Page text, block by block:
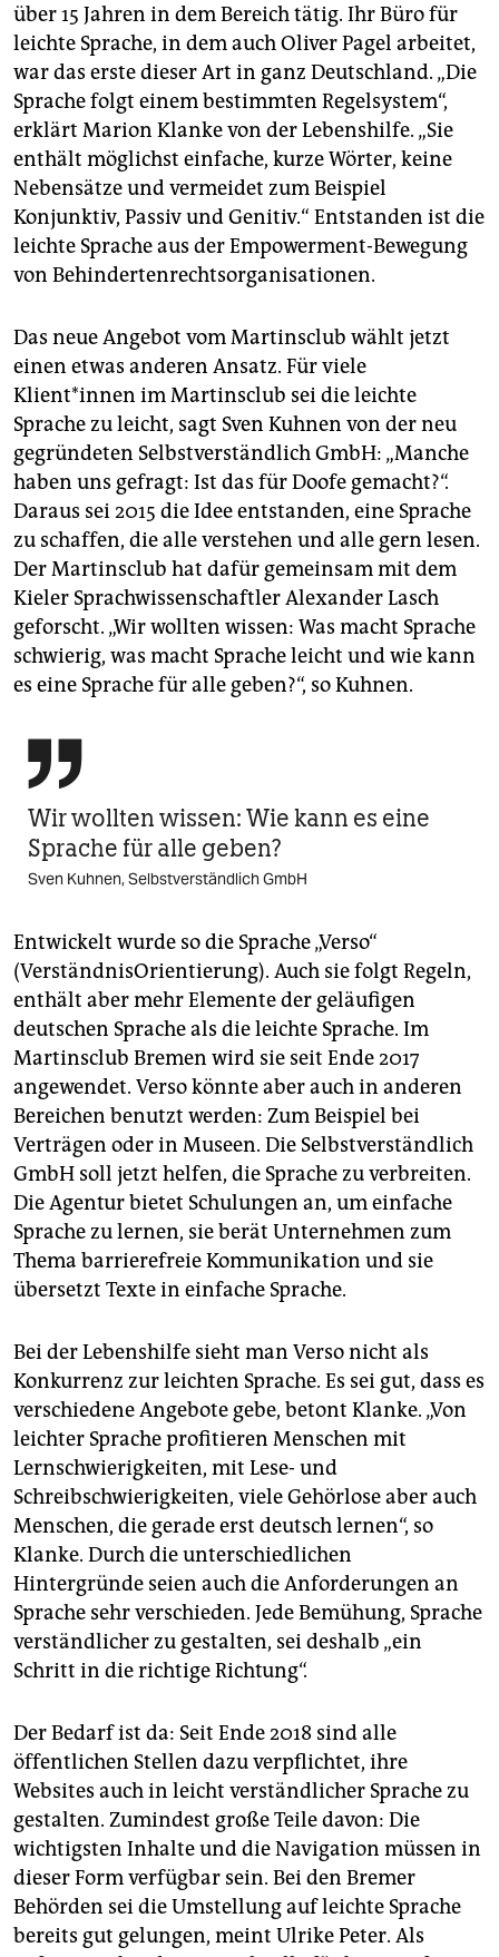
über 15 Jahren in dem Bereich tätig. Ihr Büro für
leichte Sprache, in dem auch Oliver Pagel arbeitet,
war das erste dieser Art in ganz Deutschland. „Die
Sprache folgt einem bestimmten Regelsystem“,
erklärt Marion Klanke von der Lebenshilfe. „Sie
enthält möglichst einfache, kurze Wörter, keine
Nebensätze und vermeidet zum Beispiel
Konjunktiv, Passiv und Genitiv.“ Entstanden ist die
leichte Sprache aus der Empowerment-Bewegung
von Behindertenrechtsorganisationen.
Das neue Angebot vom Martinsclub wählt jetzt
einen etwas anderen Ansatz. Für viele
Klient*innen im Martinsclub sei die leichte
Sprache zu leicht, sagt Sven Kuhnen von der neu
gegründeten Selbstverständlich GmbH: „Manche
haben uns gefragt: Ist das für Doofe gemacht?“.
Daraus sei 2015 die Idee entstanden, eine Sprache
zu schaffen, die alle verstehen und alle gern lesen.
Der Martins­club hat dafür gemeinsam mit dem
Kieler Sprachwissenschaftler Alexander Lasch
geforscht. „Wir wollten wissen: Was macht Sprache
schwierig, was macht Sprache leicht und wie kann
es eine Sprache für alle geben?“, so Kuhnen.

Wir wollten wissen: Wie kann es eine
Sprache für alle geben?
Sven Kuhnen, Selbstverständlich GmbH
Entwickelt wurde so die Sprache „Verso“
(VerständnisOrientierung). Auch sie folgt Regeln,
enthält aber mehr Elemente der geläufigen
deutschen Sprache als die leichte Sprache. Im
Martinsclub Bremen wird sie seit Ende 2017
angewendet. Verso könnte aber auch in anderen
Bereichen benutzt werden: Zum Beispiel bei
Verträgen oder in Museen. Die Selbstverständlich
GmbH soll jetzt helfen, die Sprache zu verbreiten.
Die Agentur bietet Schulungen an, um einfache
Sprache zu lernen, sie berät Unternehmen zum
Thema barrierefreie Kommunikation und sie
übersetzt Texte in einfache Sprache.
Bei der Lebenshilfe sieht man Verso nicht als
Konkurrenz zur leichten Sprache. Es sei gut, dass es
verschiedene Angebote gebe, betont Klanke. „Von
leichter Sprache profitieren Menschen mit
Lernschwierigkeiten, mit Lese- und
Schreibschwierigkeiten, viele Gehörlose aber auch
Menschen, die gerade erst deutsch lernen“, so
Klanke. Durch die unterschiedlichen
Hintergründe seien auch die Anforderungen an
Sprache sehr verschieden. Jede Bemühung, Sprache
verständlicher zu gestalten, sei deshalb „ein
Schritt in die richtige Richtung“.
Der Bedarf ist da: Seit Ende 2018 sind alle
öffentlichen Stellen dazu verpflichtet, ihre
Websites auch in leicht verständlicher Sprache zu
gestalten. Zumindest große Teile davon: Die
wichtigsten Inhalte und die Navigation müssen in
dieser Form verfügbar sein. Bei den Bremer
Behörden sei die Umstellung auf leichte Sprache
bereits gut gelungen, meint Ulrike Peter. Als